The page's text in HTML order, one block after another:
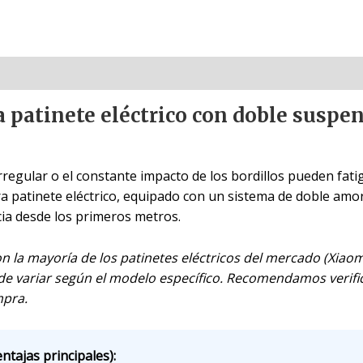
patinete eléctrico con doble
o el constante impacto de los bordillos pueden
patinete eléctrico, equipado con un sistema de doble
desde los primeros metros.
la mayoría de los patinetes eléctricos del mercado
variar según el modelo específico. Recomendamos
principales):